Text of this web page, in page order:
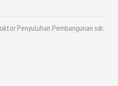
Penyuluhan Pembangunan sdr.